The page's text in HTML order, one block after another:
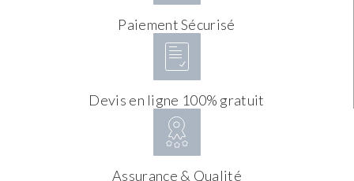
Paiement Sécurisé
Devis en ligne 100% gratuit
Assurance & Qualité